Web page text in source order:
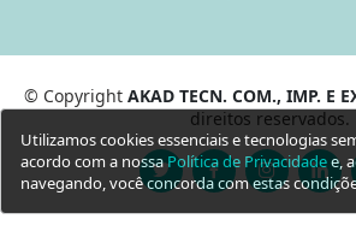
© Copyright AKAD TECN. COM., IMP. E
direitos reservados.
Utilizamos cookies essenciais e tecnologias
acordo com a nossaPolítica de Privacidadee,
navegando, você concorda com estas